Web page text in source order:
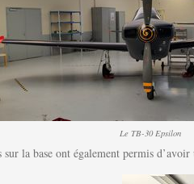
Le TB-30 Epsilon
sur la base ont également permis